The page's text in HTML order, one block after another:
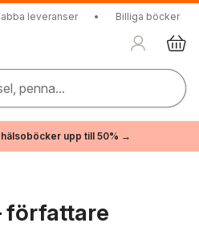
leveranser • Billiga böcker
penna...
hälsoböcker upp till 50% →
författare